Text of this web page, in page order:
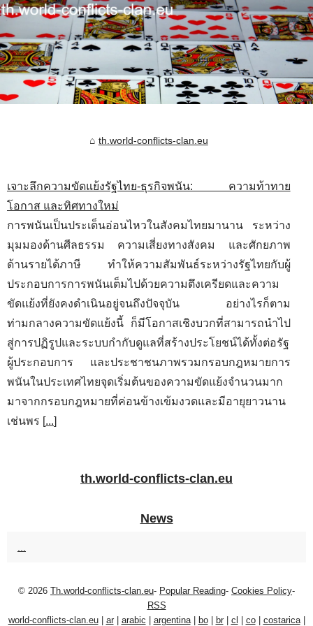
th.world-conflicts-clan.eu
เจาะลึกความขัดแย้งรัฐไทย-ธุรกิจพนัน: ความท้าทาย
โอกาส และทิศทางใหม่
การพนันเป็นประเด็นอ่อนไหวในสังคมไทยมานาน ระหว่าง
มุมมองด้านศีลธรรม ความเสี่ยงทางสังคม และศักยภาพ
ด้านรายได้ภาษี ทำให้ความสัมพันธ์ระหว่างรัฐไทยกับผู้
ประกอบการการพนันเต็มไปด้วยความตึงเครียดและความ
ขัดแย้งที่ยังคงดำเนินอยู่จนถึงปัจจุบัน อย่างไรก็ตาม
ท่ามกลางความขัดแย้งนี้ ก็มีโอกาสเชิงบวกที่สามารถนำไป
สู่การปฏิรูปและระบบกำกับดูแลที่สร้างประโยชน์ได้ทั้งต่อรัฐ
ผู้ประกอบการ และประชาชนภาพรวมกรอบกฎหมายการ
พนันในประเทศไทยจุดเริ่มต้นของความขัดแย้งจำนวนมาก
มาจากกรอบกฎหมายที่ค่อนข้างเข้มงวดและมีอายุยาวนาน
เช่นพร [...]
th.world-conflicts-clan.eu
News
...
© 2026 Th.world-conflicts-clan.eu- Popular Reading- Cookies Policy-
RSS
world-conflicts-clan.eu| ar| arabic argentina| bo| br| cl co| costarica|